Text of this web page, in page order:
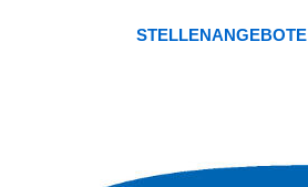
STELLENANGEBOTE